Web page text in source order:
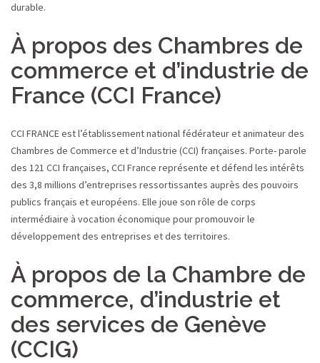
durable.
À propos des Chambres de
commerce et d’industrie de
France (CCI France)
CCI FRANCE est l’établissement national fédérateur et animateur des
Chambres de Commerce et d’Industrie (CCI) françaises. Porte- parole
des 121 CCI françaises, CCI France représente et défend les intérêts
des 3,8 millions d’entreprises ressortissantes auprès des pouvoirs
publics français et européens. Elle joue son rôle de corps
intermédiaire à vocation économique pour promouvoir le
développement des entreprises et des territoires.
À propos de la Chambre de
commerce, d’industrie et
des services de Genève
(CCIG)